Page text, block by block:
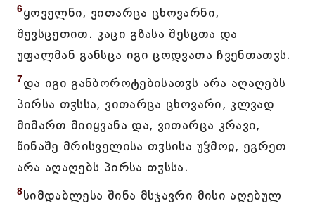
6ყოველნი, ვითარცა ცხოვარნი,
შევსცეთით. კაცი გზასა შესცთა და
უფალმან განსცა იგი ცოდვათა ჩვენთათჳს.
7და იგი განბოროტებისათჳს არა აღაღებს
პირსა თჳსსა, ვითარცა ცხოვარი, კლვად
მიმართ მიიყვანა და, ვითარცა კრავი,
წინაშე მრისველისა თჳსისა უჴმოჲ, ეგრეთ
არა აღაღებს პირსა თჳსსა.
8სიმდაბლესა შინა მსჯავრი მისი აღებულ